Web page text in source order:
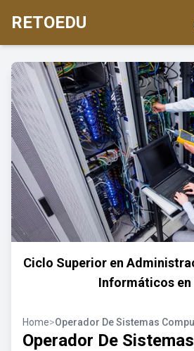
RETOEDU
Ciclo Superior en
Informáticos en
Home>Operador De Sistemas
Operador De Sistemas